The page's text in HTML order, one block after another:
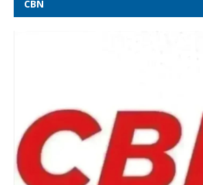
Ciclone-bomba: RS tem um morto, cinco
CBN